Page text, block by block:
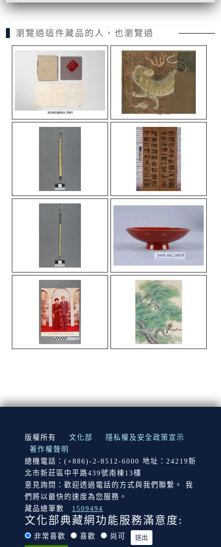
瀏覽過這件藏品的人，也瀏覽過
:::
版權所有 文化部
隱私權及安全政策宣示
著作權聲明
總機電話：(+886)-2-8512-6000 地址：24219新
北市新莊區中平路439號南棟13樓
意見詢問：歡迎透過電話的方式與我們聯繫。 我
們將以最快的速度為您服務。
藏品總筆數
1509494
文化部典藏網功能服務滿意度:
非常喜歡 喜歡 尚可